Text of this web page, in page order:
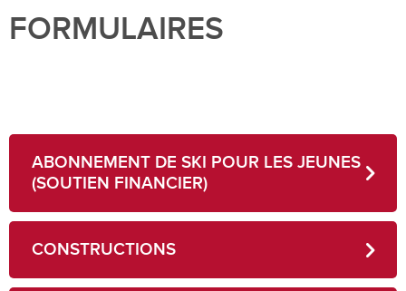
FORMULAIRES
ABONNEMENT DE SKI POUR LES JEUNES
(SOUTIEN FINANCIER)
CONSTRUCTIONS